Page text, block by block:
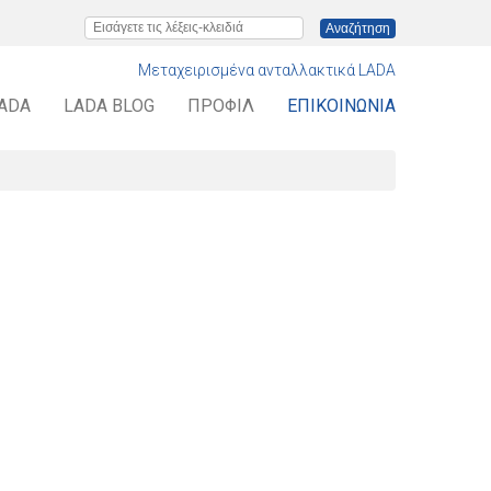
Εισάγετε τις λέξεις-κλειδιά
Μεταχειρισμένα ανταλλακτικά LADA
LADA BLOG ΠΡΟΦΊΛ ΕΠΙΚΟΙΝΩΝΊΑ